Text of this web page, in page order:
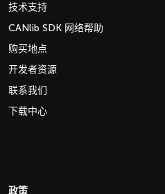
技术支持
CANlib SDK 网络帮助
购买地点
开发者资源
联系我们
下载中心
政策